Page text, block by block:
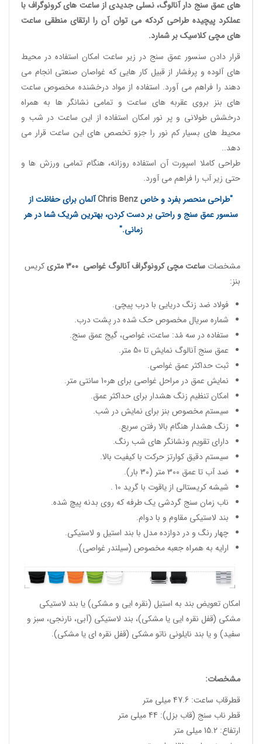
های عمق سنج دار آنالوگ، نسلی جدیدی ازساعت های کرونوگرافبا
عملکرد پیچیده طراحی کردکه می توان آن را ارتقای منطقی ساعت
های مچی کلاسیکبر شمارد.
قرار دادن سنسور عمق سنج در زیر ساعت امکان استفاده در محیط
های آلوده و پرفشار از قبیل کار هایی که غواصان صنعتی انجام می
دهند را فراهم می آورد. استفاده از مواد درخشنده مخصوص ساعت
های بنز بروی عقربه های ساعت و تمامی نشانگر ها به همراه
درخشش طولانی و پر نور امکان استفاده از این ساعت در شب و
محیط های بسیار کم نور را جزو تخصص های این ساعت قرار می
دهد..
طراحی کاملا اسپورت آن استفاده روزانه، هنگام تمامی ورزش ها و
حتی زیر آب را فراهم می آورد.
"طراحی منحصر بفرد و خاصChris Benzآلمان برای حفاظت از
سنسور عمق سنج و راحتی بر دست کردن، بهترین شریک شما در هر
زمانی."
مشخصات ساعت مچی کرونوگراف آنالوگ غواصی 300 متری
کریس
بنز:
فولاد ضد زنگ دریایی با درب پیچی.
شماره سریال مخصوص حک شده در پشت درب.
ستفاده در سه مُد: ساعت، غواصی، گیج عمق سنج.
عمق سنج آنالوگ نمایش تا 50 متر.
ثبت حداکثر عمق غواصی.
نمایش عمق در مراحل غواصی برای هر10 سانتی متر.
امکان تنظیم زنگ هشدار برای حداکثر عمق.
سیستم مخصوص بنز برای نمایش در شب.
زنگ هشدار هنگام بالا رفتن سریع.
دارای تقویم ونشانگر های شب رنگ.
سیستم دقیق کوارتز حرکت با کیفیت بالا.
ضد آب تا عمق 300 متر (30 بار).
شیشه کریستالی از یاقوت با گرید 10 .
ناب زمان سنج گردشی یک طرفه که روی بدنه پیچ شده.
بند لاستیکی مقاوم و با دوام.
چهار رنگ و در دوازده مدل با بند استیل و لاستیکی.
ارایه به همراه جعبه مخصوص (سیلندر غواصی).
امکان تعویض بند به استیل (نقره ایی و مشکی) یا بند لاستیکی
مشکی (قفل نقره ایی یا مشکی)، بند لاستیکی (آبی، نارنجی، سبز و
سفید) و یا بند نایلونی ناتو مشکی (قفل نقره ای یا مشکی).
مشخصات:
قطرقاب ساعت: 47.6 میلی متر
قطر ناب سنج (قاب بزل): 44 میلی متر
ارتفاع: 15.2 میلی متر